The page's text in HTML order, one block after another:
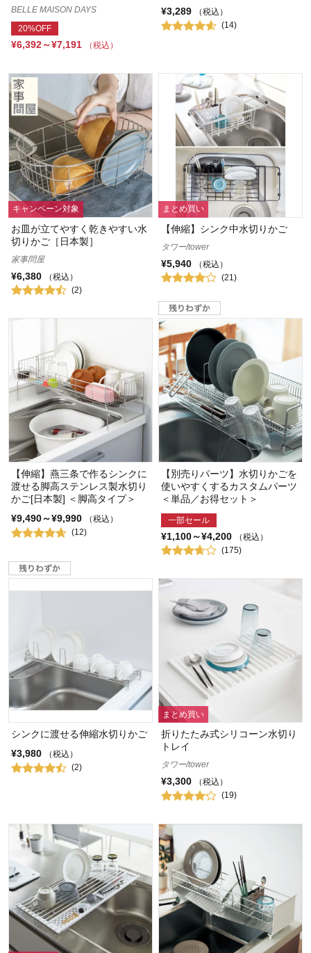
BELLE MAISON DAYS
20%OFF
¥6,392～¥7,191 （税込）
¥3,289
（税込）
(14)
キャンペーン対象
お皿が立てやすく乾きやすい水
切りかご［日本製］
家事問屋
¥6,380
（税込）
(2)
まとめ買い
【伸縮】シンク中水切りかご
タワー/tower
¥5,940
（税込）
(21)
【伸縮】燕三条で作るシンクに
渡せる脚高ステンレス製水切り
かご[日本製] ＜脚高タイプ＞
¥9,490～¥9,990
（税込）
(12)
【別売りパーツ】水切りかごを
使いやすくするカスタムパーツ
＜単品／お得セット＞
一部セール
¥1,100～¥4,200
（税込）
(175)
シンクに渡せる伸縮水切りかご
¥3,980
（税込）
(2)
まとめ買い
折りたたみ式シリコーン水切り
トレイ
タワー/tower
¥3,300
（税込）
(19)